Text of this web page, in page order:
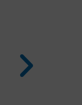
für me-
Am